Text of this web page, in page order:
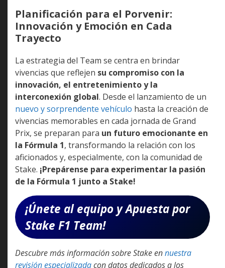
Planificación para el Porvenir:
Innovación y Emoción en Cada
Trayecto
La estrategia del Team se centra en brindar
vivencias que reflejen su compromiso con la
innovación, el entretenimiento y la
interconexión global. Desde el lanzamiento de un
nuevo y sorprendente vehículo hasta la creación de
vivencias memorables en cada jornada de Grand
Prix, se preparan para un futuro emocionante en
la Fórmula 1, transformando la relación con los
aficionados y, especialmente, con la comunidad de
Stake. ¡Prepárense para experimentar la pasión
de la Fórmula 1 junto a Stake!
¡Únete al equipo y Apuesta por
Stake F1 Team!
Descubre más información sobre Stake ennuestra
revisión especializadacon datos dedicados a los